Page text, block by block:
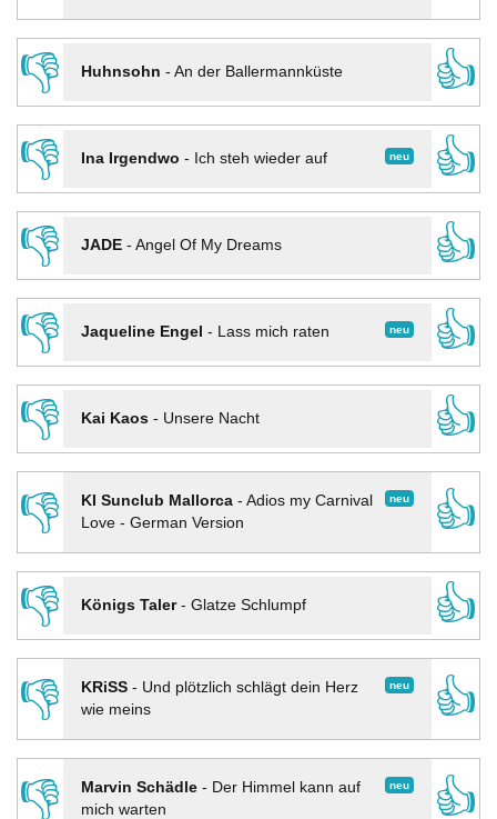
👎
Huhnsohn - An der Ballermannküste
👍
👎
neu
Ina Irgendwo - Ich steh wieder auf
👍
👎
JADE- Angel Of My Dreams
👍
👎
neu
Jaqueline Engel - Lass mich raten
👍
👎
Kai Kaos- Unsere Nacht
👍
👎
neu
KI Sunclub Mallorca- Adios my Carnival
Love - German Version
👍
👎
Königs Taler- Glatze Schlumpf
👍
👎
neu
KRiSS- Und plötzlich schlägt dein Herz
wie meins
👍
👎 neu
Marvin Schädle- Der Himmel kann auf
mich warten
👍